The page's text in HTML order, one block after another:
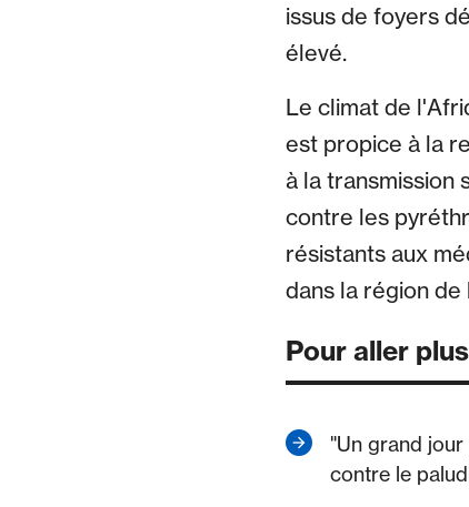
issus de foyers
élevé.
Le climat de
est propice à la
à la transmission
contre les
résistants aux
dans la région
Pour aller
"Un grand
contre le